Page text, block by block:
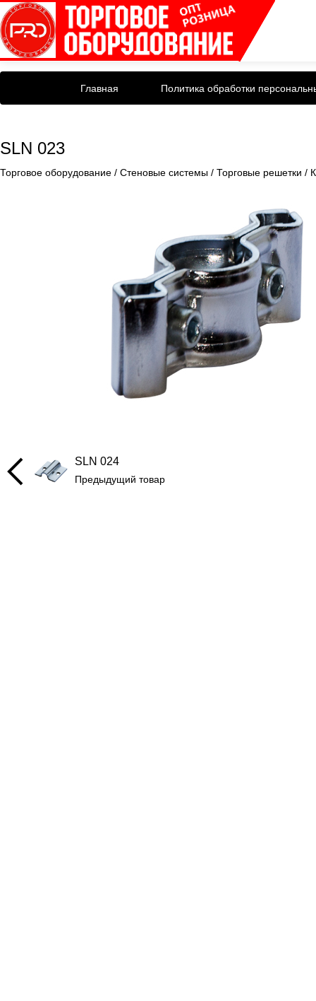
Главная Политика обработки
SLN 023
Торговое оборудование / Стеновые системы / Торговые решетки /
SLN 024
Предыдущий товар